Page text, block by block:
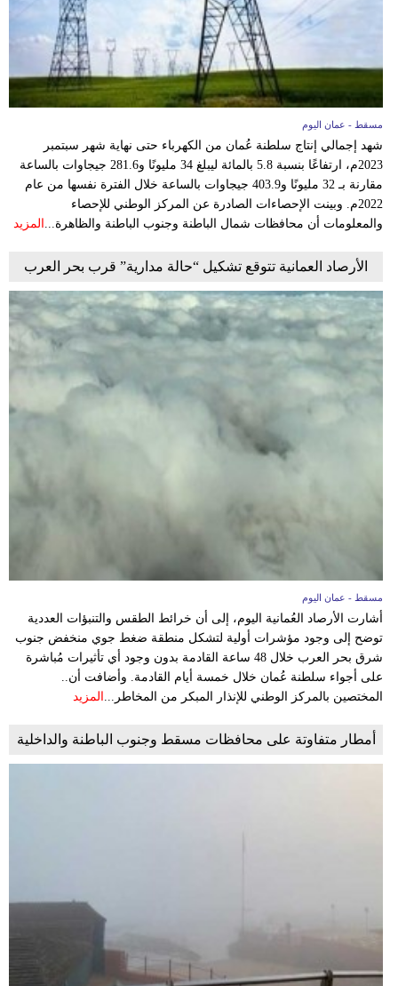
مسقط - عمان اليوم
شهد إجمالي إنتاج سلطنة عُمان من الكهرباء حتى نهاية شهر سبتمبر
2023م، ارتفاعًا بنسبة 5.8 بالمائة ليبلغ 34 مليونًا و281.6 جيجاوات بالساعة
مقارنة بـ 32 مليونًا و403.9 جيجاوات بالساعة خلال الفترة نفسها من عام
2022م. وبينت الإحصاءات الصادرة عن المركز الوطني للإحصاء
والمعلومات أن محافظات شمال الباطنة وجنوب الباطنة والظاهرة...
المزيد
الأرصاد العمانية تتوقع تشكيل “حالة مدارية” قرب بحر العرب
مسقط - عمان اليوم
أشارت الأرصاد العُمانية اليوم، إلى أن خرائط الطقس والتنبؤات العددية
توضح إلى وجود مؤشرات أولية لتشكل منطقة ضغط جوي منخفض جنوب
شرق بحر العرب خلال 48 ساعة القادمة بدون وجود أي تأثيرات مُباشرة
على أجواء سلطنة عُمان خلال خمسة أيام القادمة. وأضافت أن..
المختصين بالمركز الوطني للإنذار المبكر من المخاطر... المزيد
أمطار متفاوتة على محافظات مسقط وجنوب الباطنة والداخلية